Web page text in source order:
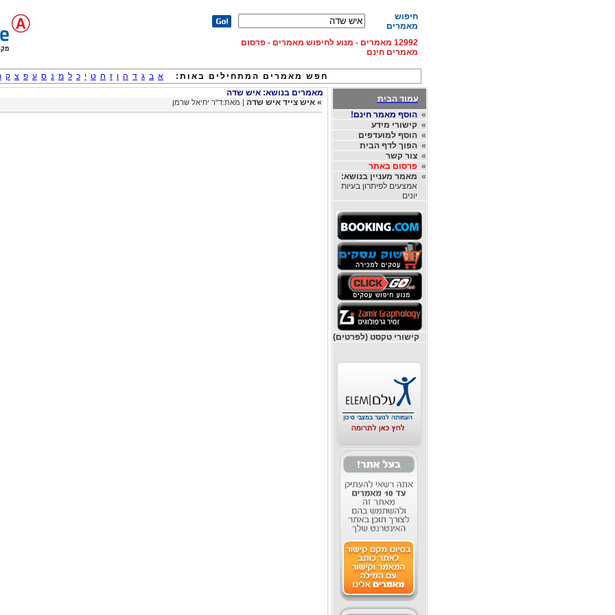
חיפוש
מאמרים
12992 מאמרים - מנוע לחיפוש מאמרים - פרסום
מאמרים חינם
חפש מאמרים המתחילים באות: א ב ג ד ה ו ז ח ט י כ ל מ נ ס ע פ צ ק
עמוד הבית
»הוסף מאמר חינם!
»קישורי מידע
»הוסף למועדפים
»הפוך לדף הבית
»צור קשר
»פרסום באתר
» מאמר מעניין בנושא:
אמצעים לפיתרון בעיות
יונים
קישורי טקסט (לפרטים)
מאמרים בנושא: איש שדה
» איש צייד איש שדה | מאת:ד"ר יחיאל שרמן